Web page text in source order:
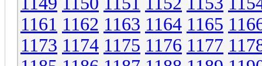
1161 1162 1163 1164 1165
1173 1174 1175 1176 1177